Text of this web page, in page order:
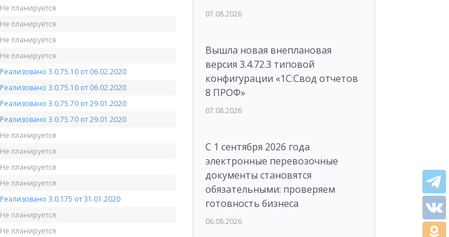
Не планируется
Не планируется
Не планируется
Не планируется
Реализовано 3.0.75.10 от 06.02.2020
Реализовано 3.0.75.10 от 06.02.2020
Реализовано 3.0.75.70 от 29.01.2020
Реализовано 3.0.75.70 от 29.01.2020
Не планируется
Не планируется
Не планируется
Не планируется
Реализовано 3.0.175 от 31.01.2020
Не планируется
Не планируется
07.08.2026
Вышла новая внеплановая
версия 3.4.72.3 типовой
конфигурации «1C:Свод отчетов
8 ПРОФ»
07.08.2026
С 1 сентября 2026 года
электронные перевозочные
документы становятся
обязательными: проверяем
готовность бизнеса
06.08.2026